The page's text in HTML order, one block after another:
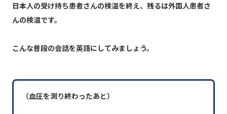
日本人の受け持ち患者さんの検温を終え、残るは外国人患者さ
んの検温です。
こんな普段の会話を英語にしてみましょう。
（血圧を測り終わったあと）